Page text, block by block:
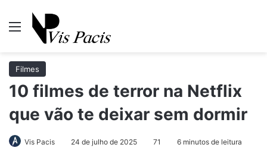
Menu
Filmes
10 filmes de terror na Netflix
que vão te deixar sem dormir
Vis Pacis 24 de julho de 2025 71 6 minutos de leitura